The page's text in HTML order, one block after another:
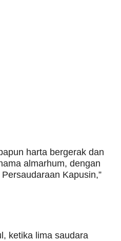
harta bergerak dan
almarhum, dengan
Kapusin,”
ketika lima saudara